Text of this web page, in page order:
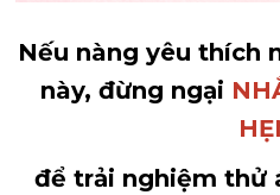
Nếu nàng yêu thích
này, đừng ngại
để trải nghiệm thử